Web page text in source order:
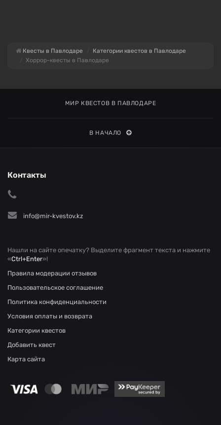
Квесты в Павлодаре
Категории квестов в Павлодаре
Хоррор-квесты в Павлодаре
МИР КВЕСТОВ В ПАВЛОДАРЕ
В НАЧАЛО
Контакты
info@mir-kvestov.kz
Нашли на сайте опечатку? Выделите фрагмент текста и нажмите
«Ctrl+Enter»!
Правила модерации отзывов
Пользовательское соглашение
Политика конфиденциальности
Условия оплаты и возврата
Категории квестов
Добавить квест
Карта сайта